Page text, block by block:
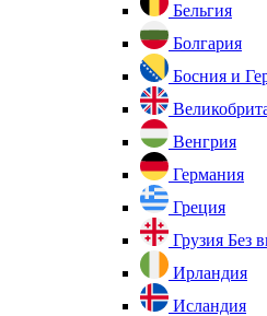
Бельгия
Болгария
Босния и
Венгрия
Германия
Греция
Грузия Без
Ирландия
Исландия